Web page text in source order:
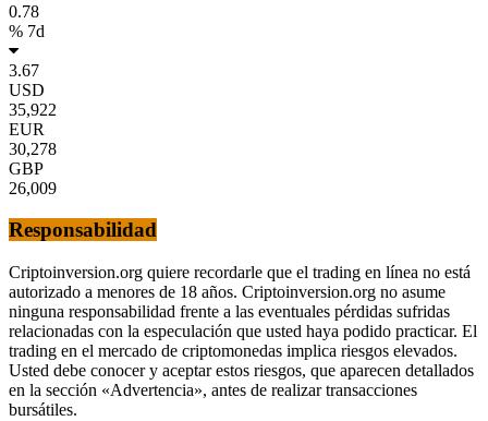
0.78
% 7d
3.67
USD
35,922
EUR
30,278
GBP
26,009
Responsabilidad
Criptoinversion.org quiere recordarle que el trading en línea no está
autorizado a menores de 18 años. Criptoinversion.org no asume
ninguna responsabilidad frente a las eventuales pérdidas sufridas
relacionadas con la especulación que usted haya podido practicar. El
trading en el mercado de criptomonedas implica riesgos elevados.
Usted debe conocer y aceptar estos riesgos, que aparecen detallados
en la sección «Advertencia», antes de realizar transacciones
bursátiles.